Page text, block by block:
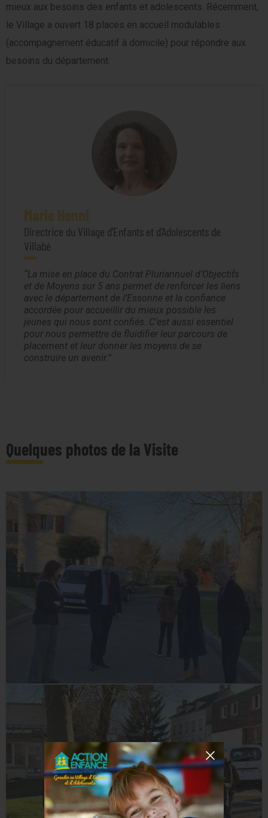
mieux aux besoins des enfants et adolescents. Récemment,
le Village a ouvert 18 places en accueil modulables
(accompagnement éducatif à domicile) pour répondre aux
besoins du département.
Marie Henni
Directrice du Village d’Enfants et d’Adolescents de
Villabé
La mise en place du Contrat Pluriannuel d’Objectifs
et de Moyens sur 5 ans permet de renforcer les liens
avec le département de l’Essonne et la confiance
accordée pour accueillir du mieux possible les
jeunes qui nous sont confiés. C’est aussi essentiel
pour nous permettre de fluidifier leur parcours de
placement et leur donner les moyens de se
construire un avenir.
Quelques photos de la Visite